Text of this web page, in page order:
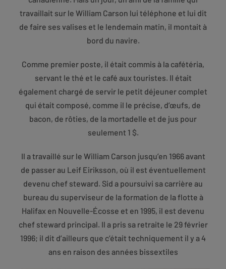
travaillait sur le William Carson lui téléphone et lui dit
de faire ses valises et le lendemain matin, il montait à
bord du navire.
Comme premier poste, il était commis à la cafétéria,
servant le thé et le café aux touristes. Il était
également chargé de servir le petit déjeuner complet
qui était composé, comme il le précise, d’œufs, de
bacon, de rôties, de la mortadelle et de jus pour
seulement 1 $.
Il a travaillé sur le William Carson jusqu’en 1966 avant
de passer au Leif Eiriksson, où il est éventuellement
devenu chef steward. Sid a poursuivi sa carrière au
bureau du superviseur de la formation de la flotte à
Halifax en Nouvelle-Écosse et en 1995, il est devenu
chef steward principal. Il a pris sa retraite le 29 février
1996; il dit d’ailleurs que c’était techniquement il y a 4
ans en raison des années bissextiles